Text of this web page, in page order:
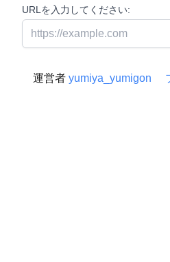
URLを入力してください:
運営者 yumiya_yumigon